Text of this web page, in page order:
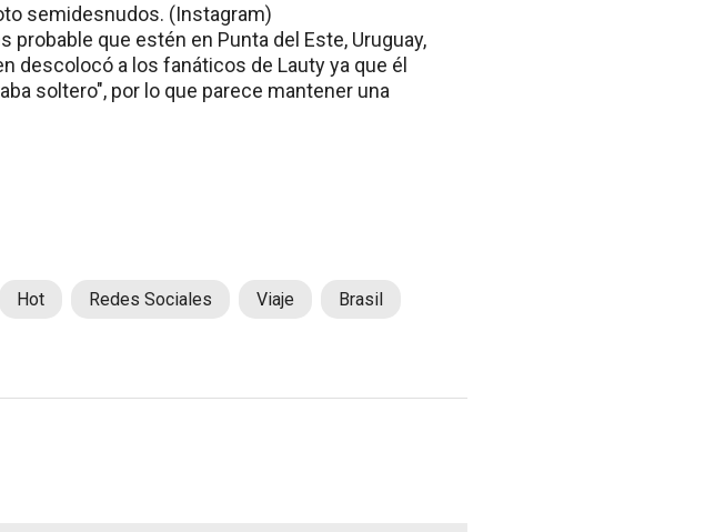
semidesnudos. (Instagram)
que estén en Punta del Este, Uruguay,
descolocó a los fanáticos de Lauty ya que él
soltero", por lo que parece mantener una
Hot Redes Sociales Viaje Brasil